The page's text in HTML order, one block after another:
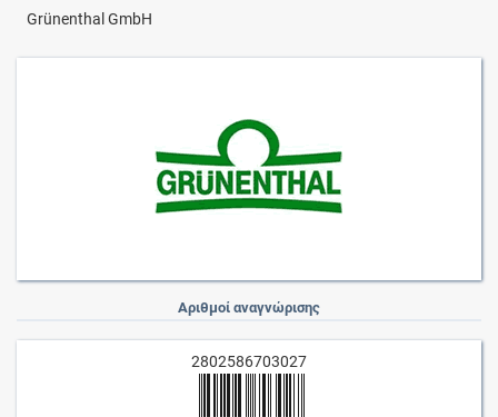
Grünenthal GmbH
Αριθμοί αναγνώρισης
2802586703027